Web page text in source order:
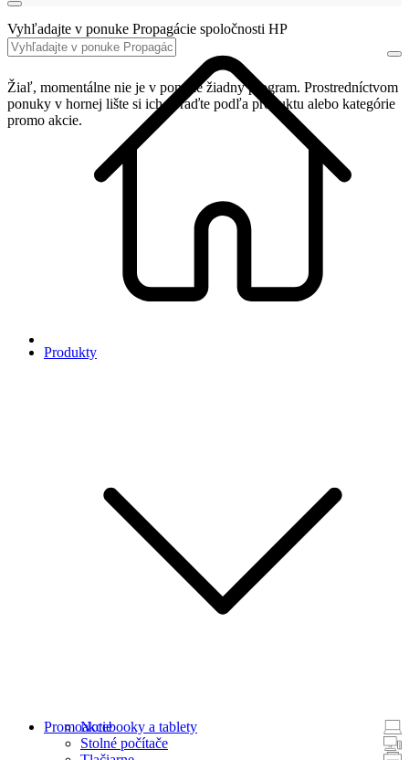
Produkty
Notebooky a tablety
Stolné počítače
Promoakcie
Vyhľadajte v ponuke Propagácie spoločnosti HP
Žiaľ, momentálne nie je v ponuke žiadny program. Prostredníctvom
ponuky v hornej lište si ich zoraďte podľa produktu alebo kategórie
promo akcie.